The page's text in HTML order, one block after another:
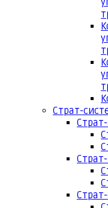
Страт-
Страт-